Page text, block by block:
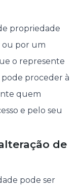
propriedade
ou por um
o represente
proceder à
quem
e pelo seu
de
pode ser